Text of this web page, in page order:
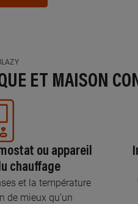
ET MAISON
ou appareil
chauffage
et la température
de mieux qu’un